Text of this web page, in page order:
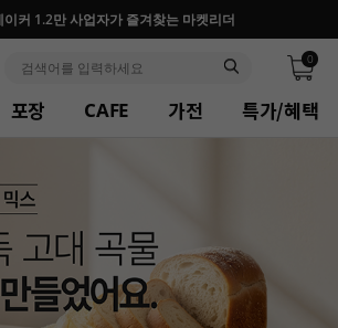
성수 플래그십 매장, 7천 가지 상품 보유
0
포장 CAFE 가전 특가/혜택